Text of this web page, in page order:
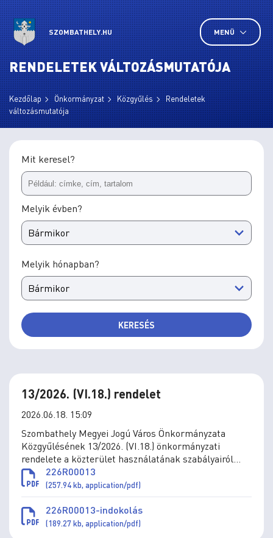
SZOMBATHELY.HU MENÜ
RENDELETEK VÁLTOZÁSMUTATÓJA
Kezdőlap Önkormányzat Közgyűlés
Rendeletek
változásmutatója
Mit keresel?
Melyik évben?
Melyik hónapban?
KERESÉS
13/2026. (VI.18.) rendelet
2026.06.18. 15:09
Szombathely Megyei Jogú Város Önkormányzata
Közgyűlésének 13/2026. (VI.18.) önkormányzati
rendelete a közterület használatának szabályairól
szóló 2/2011. (I.31.) önkormányzati rendelet
módosításáról
226R00013
(257.94 kb, application/pdf)
226R00013-indokolás
(189.27 kb, application/pdf)